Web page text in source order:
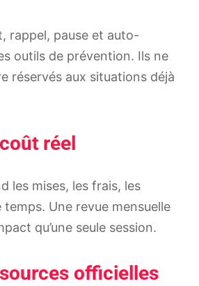
rappel, pause et auto-
outils de prévention. Ils ne
réservés aux situations déjà
réel
les mises, les frais, les
Une revue mensuelle
qu’une seule session.
officielles